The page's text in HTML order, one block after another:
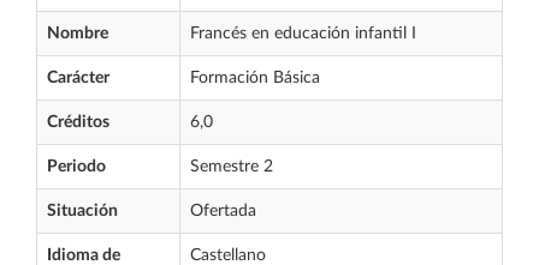
Nombre Francés en educación infantil I
Carácter Formación Básica
Créditos 6,0
Periodo Semestre 2
Situación Ofertada
Idioma de
Castellano